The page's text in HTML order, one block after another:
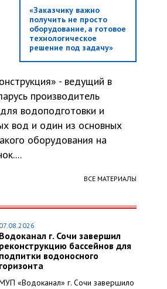
«Заказчику важно
получить не просто
оборудование, а готовое
технологическое
решение под задачу»
- ведущий в
производитель
водоподготовки и
вод и один из основных
оборудования на
ВСЕ МАТЕРИАЛЫ
07.08.2026
Водоканал г. Сочи завершил
реконструкцию бассейнов для
подпитки водоносного
горизонта
«Водоканал» г. Сочи завершило